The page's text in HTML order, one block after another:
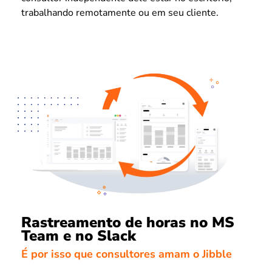
trabalhando remotamente ou em seu cliente.
Rastreamento de horas no MS
Team e no Slack
É por isso que consultores amam o Jibble